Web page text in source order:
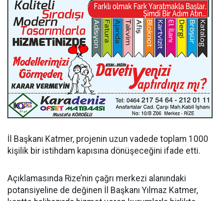
İl Başkanı Katmer, projenin uzun vadede toplam 1000
kişilik bir istihdam kapısına dönüşeceğini ifade etti.
Açıklamasında Rize’nin çağrı merkezi alanındaki
potansiyeline de değinen İl Başkanı Yılmaz Katmer,